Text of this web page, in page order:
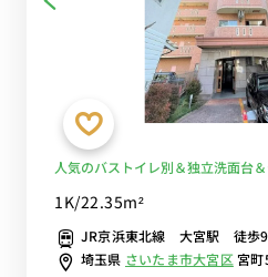
人気のバストイレ別＆独立洗面台
乗換なし■選べるWi-Fi格安レンタル
1K/22.35m²
JR京浜東北線 大宮駅 徒歩
埼玉県 さいたま市大宮区 宮